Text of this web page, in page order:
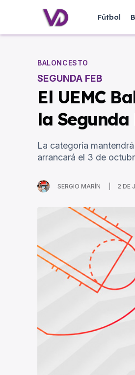
Fútbol
BALONCESTO
SEGUNDA FEB
El UEMC
la Segunda
La categoría
arrancará el 3 de
SERGIO MARÍN 2 DE